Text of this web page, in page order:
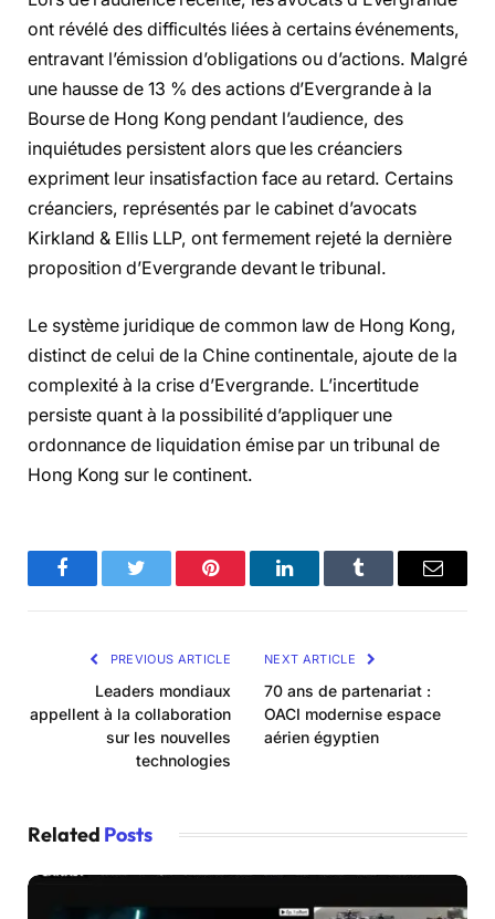
ont révélé des difficultés liées à certains événements,
entravant l’émission d’obligations ou d’actions. Malgré
une hausse de 13 % des actions d’Evergrande à la
Bourse de Hong Kong pendant l’audience, des
inquiétudes persistent alors que les créanciers
expriment leur insatisfaction face au retard. Certains
créanciers, représentés par le cabinet d’avocats
Kirkland & Ellis LLP, ont fermement rejeté la dernière
proposition d’Evergrande devant le tribunal.
Le système juridique de common law de Hong Kong,
distinct de celui de la Chine continentale, ajoute de la
complexité à la crise d’Evergrande. L’incertitude
persiste quant à la possibilité d’appliquer une
ordonnance de liquidation émise par un tribunal de
Hong Kong sur le continent.
FacebookTwitter Pinterest LinkedInTumblr Email
PREVIOUS ARTICLE
Leaders mondiaux
appellent à la collaboration
sur les nouvelles
technologies
NEXT ARTICLE
70 ans de partenariat :
OACI modernise espace
aérien égyptien
Related Posts